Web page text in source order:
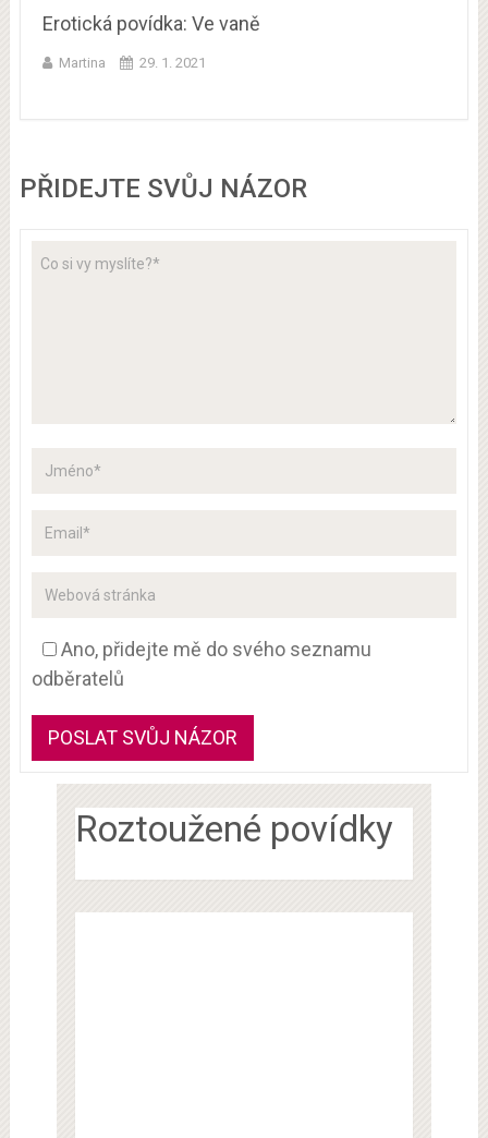
Erotická povídka: Ve vaně
Martina 29. 1. 2021
PŘIDEJTE SVŮJ NÁZOR
Ano, přidejte mě do svého seznamu
odběratelů
Roztoužené povídky